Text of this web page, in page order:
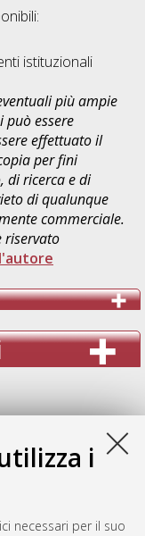
i
necessari per il suo
istituzionali
più ampie
essere
effettuato il
per fini
di ricerca e di
di qualunque
commerciale.
riservato